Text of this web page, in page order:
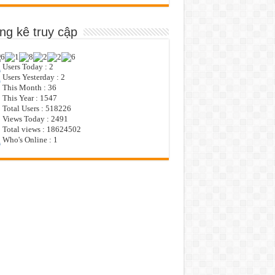
kê truy cập
Users Today : 2
Users Yesterday : 2
This Month : 36
This Year : 1547
Total Users : 518226
Views Today : 2491
Total views : 18624502
Who's Online : 1